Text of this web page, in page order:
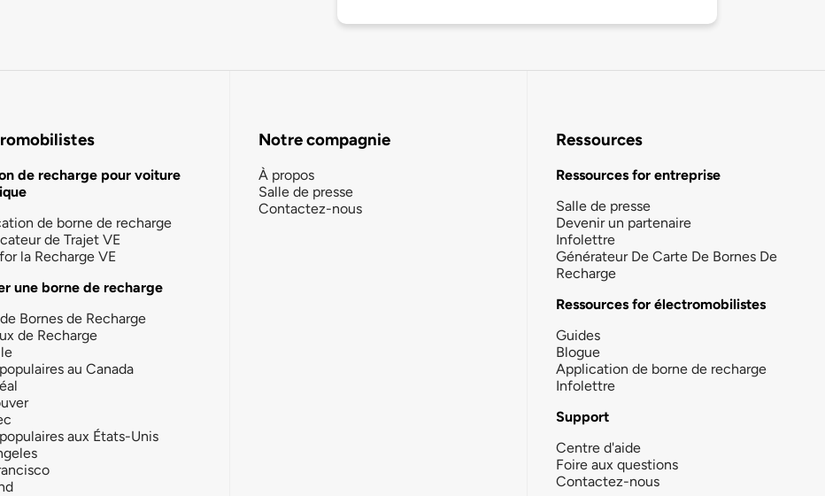
de recharge pour voiture
de borne de recharge
de Trajet VE
la Recharge VE
une borne de recharge
Bornes de Recharge
de Recharge
au Canada
aux États-Unis
Notre compagnie
À propos
Salle de presse
Contactez-nous
Ressources
Ressources for entreprise
Salle de presse
Devenir un partenaire
Infolettre
Générateur De Carte De Bornes De
Recharge
Ressources for électromobilistes
Guides
Blogue
Application de borne de recharge
Infolettre
Support
Centre d'aide
Foire aux questions
Contactez-nous